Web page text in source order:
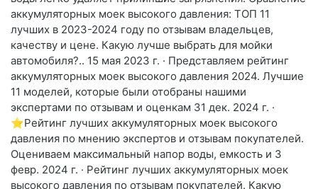
аккумуляторных моек высокого давления: ТОП 11
лучших в 2023-2024 году по отзывам владельцев,
качеству и цене. Какую лучше выбрать для мойки
автомобиля?.. 15 мая 2023 г. · Представляем рейтинг
аккумуляторных моек высокого давления 2024. Лучшие
11 моделей, которые были отобраны нашими
экспертами по отзывам и оценкам 31 дек. 2024 г. ·
⭐Рейтинг лучших аккумуляторных моек высокого
давления по мнению экспертов и отзывам покупателей.
Оцениваем максимальный напор воды, емкость и 3
февр. 2024 г. · Рейтинг лучших аккумуляторных моек
высокого давления по отзывам покупателей. Какую